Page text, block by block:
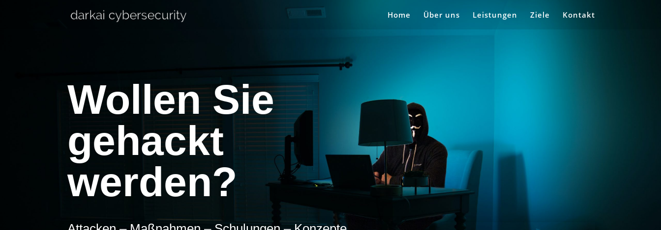
Home Über uns Leistungen Ziele Kontakt
Wollen Sie
gehackt
werden?